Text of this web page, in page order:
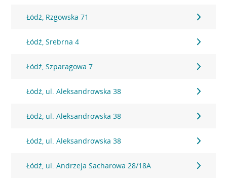
Łódź, Rzgowska 71
Łódź, Srebrna 4
Łódź, Szparagowa 7
Łódź, ul. Aleksandrowska 38
Łódź, ul. Aleksandrowska 38
Łódź, ul. Aleksandrowska 38
Łódź, ul. Andrzeja Sacharowa 28/18A